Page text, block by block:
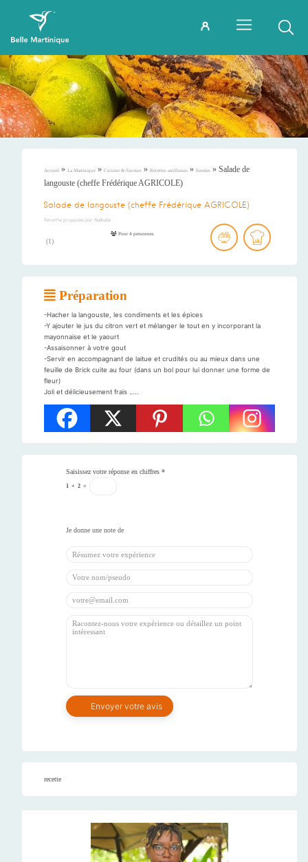
Accueil » La Martinique » Cuisine & Saveurs » Recettes antillaises » Entrées » Salade de
langouste (cheffe Frédérique AGRICOLE)
Salade de langouste (cheffe Frédérique AGRICOLE)
Recette proposée par Nathalie
(1)
Pour 4 personnes
Préparation
-Hacher la langouste, les condiments et les épices
-Y ajouter le jus du citron vert et mélanger le tout en y incorporant la
mayonnaise et le yaourt
-Assaisonner à votre gout
-Servir en accompagnant de laitue et crudités ou au mieux dans une
feuille de Brick cuite au four (dans un bol pour lui donner une forme de
fleur)
Joli et délicieusement frais …..
Saisissez votre réponse en chiffres *
1 + 2 =
recette